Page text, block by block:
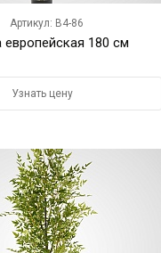
Артикул: B4-86
европейская 180 см
Узнать цену